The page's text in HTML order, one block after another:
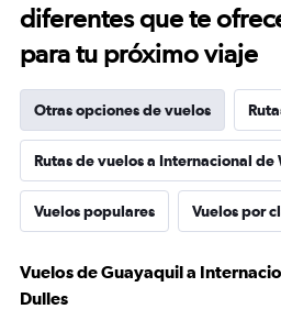
diferentes que te
para tu próximo viaje
Otras opciones de vuelos
Rutas de vuelos a Internacional
Vuelos populares Vuelos por
Vuelos de Guayaquil a
Dulles